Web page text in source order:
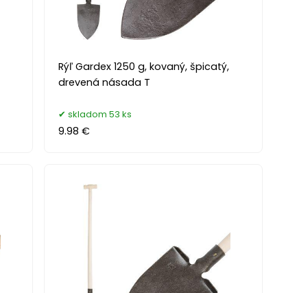
Rýľ Gardex 1250 g, kovaný, špicatý,
drevená násada T
skladom 53 ks
9.98 €